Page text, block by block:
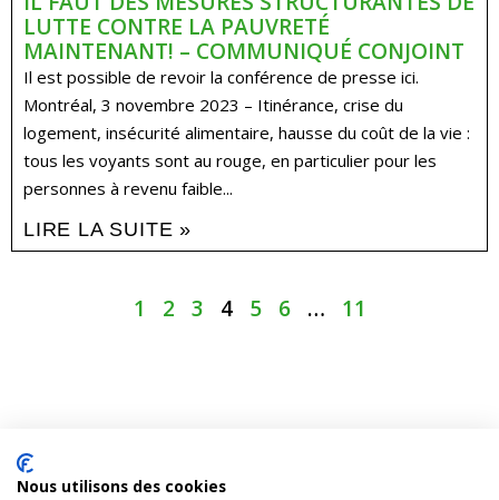
LUTTE CONTRE LA PAUVRETÉ
MAINTENANT! – COMMUNIQUÉ CONJOINT
Il est possible de revoir la conférence de presse ici.
Montréal, 3 novembre 2023 – Itinérance, crise du
logement, insécurité alimentaire, hausse du coût de la vie :
tous les voyants sont au rouge, en particulier pour les
personnes à revenu faible...
LIRE LA SUITE »
1 2 3 4 5 6 … 11
Nous utilisons des cookies